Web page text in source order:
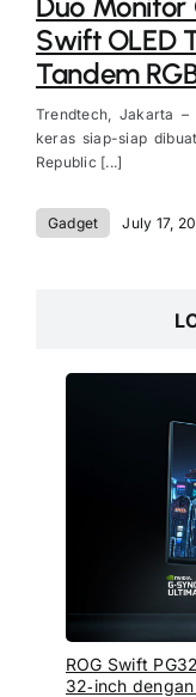
Swift OLED
Tandem
Trendtech, Jakarta
keras siap-siap
Republic [...]
Gadget July 17,
ROG Swift
32‑inch